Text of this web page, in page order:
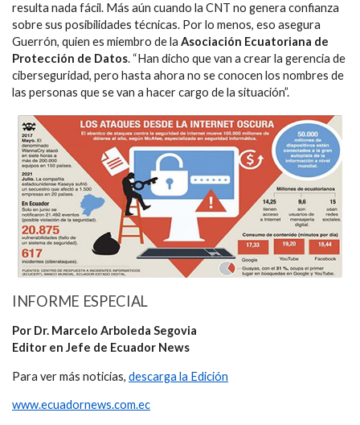
resulta nada fácil. Más aún cuando la CNT no genera confianza
sobre sus posibilidades técnicas. Por lo menos, eso asegura
Guerrón, quien es miembro de la Asociación Ecuatoriana de
Protección de Datos. “Han dicho que van a crear la gerencia de
ciberseguridad, pero hasta ahora no se conocen los nombres de
las personas que se van a hacer cargo de la situación”.
INFORME ESPECIAL
Por Dr. Marcelo Arboleda Segovia
Editor en Jefe de Ecuador News
Para ver más noticias, descarga la Edición
www.ecuadornews.com.ec